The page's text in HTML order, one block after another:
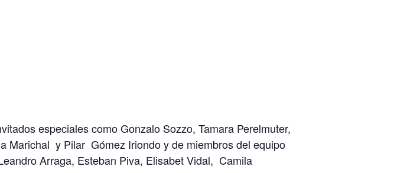
especiales como Gonzalo Sozzo, Tamara Perelmuter,
Marichal y Pilar Gómez Iriondo y de miembros del equipo
Arraga, Esteban Piva, Elisabet Vidal, Camila